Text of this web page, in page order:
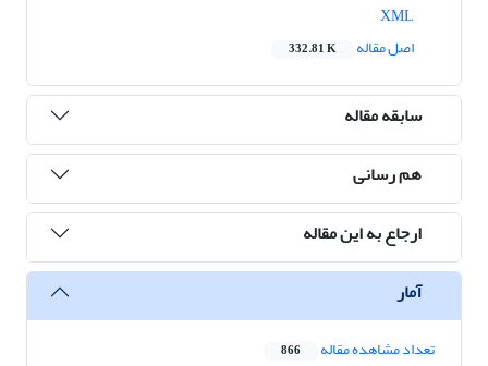
اصل مقاله
332.81 K
سابقه مقاله
هم رسانی
ارجاع به این مقاله
آمار
تعداد مشاهده مقاله 866